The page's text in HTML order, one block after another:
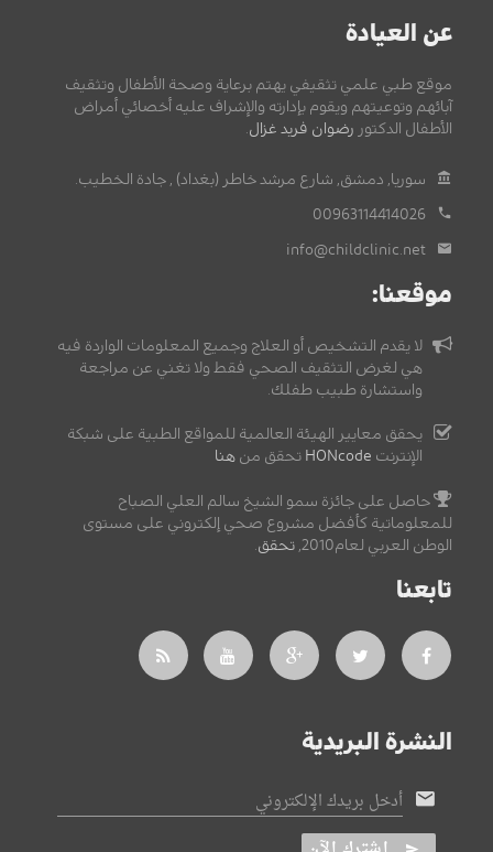
عن العيادة
موقع طبي علمي تثقيفي يهتم برعاية وصحة الأطفال وتثقيف
آبائهم وتوعيتهم ويقوم بإدارته والإشراف عليه أخصائي أمراض
الأطفال الدكتور رضوان فريد غزال
سوريا, دمشق, شارع مرشد خاطر (بغداد) , جادة الخطيب.
00963114414026
info@childclinic.net
موقعنا:
لا يقدم التشخيص أو العلاج وجميع المعلومات الواردة فيه
هي لغرض التثقيف الصحي فقط ولا تغني عن مراجعة
واستشارة طبيب طفلك.
يحقق معايير الهيئة العالمية للمواقع الطبية على شبكة
الإنترنت HONcode تحقق من هنا
حاصل على جائزة سمو الشيخ سالم العلي الصباح
للمعلوماتية كأفضل مشروع صحي إلكتروني على مستوى
الوطن العربي لعام2010,
تحقق
تابعنا
النشرة البريدية
أدخل بريدك الإلكتروني